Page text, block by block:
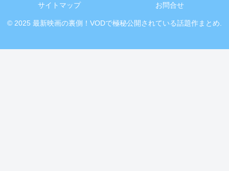
サイトマップ
お問合せ
© 2025 最新映画の裏側！VODで極秘公開されている話題作まとめ.